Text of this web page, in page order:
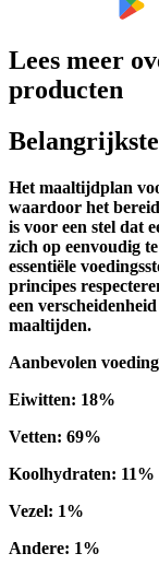
Lees meer
producten
Het maaltijdplan
waardoor het
is voor een stel dat
zich op eenvoudig
essentiële
principes
een
maaltijden.
Aanbevolen
Eiwitten: 18%
Vetten: 69%
Koolhydraten: 11%
Vezel: 1%
Andere: 1%